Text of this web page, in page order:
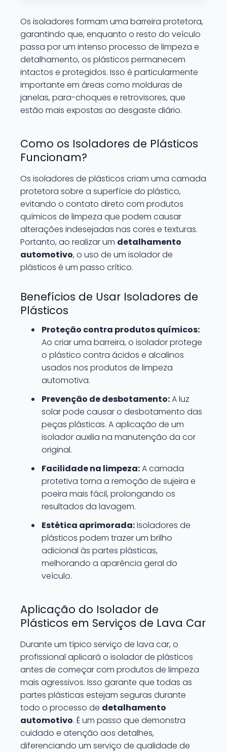
Os isoladores formam uma barreira protetora,
garantindo que, enquanto o resto do veículo
passa por um intenso processo de limpeza e
detalhamento, os plásticos permanecem
intactos e protegidos. Isso é particularmente
importante em áreas como molduras de
janelas, para-choques e retrovisores, que
estão mais expostas ao desgaste diário.
Como os Isoladores de Plásticos
Funcionam?
Os isoladores de plásticos criam uma camada
protetora sobre a superfície do plástico,
evitando o contato direto com produtos
químicos de limpeza que podem causar
alterações indesejadas nas cores e texturas.
Portanto, ao realizar um detalhamento
automotivo, o uso de um isolador de
plásticos é um passo crítico.
Benefícios de Usar Isoladores de
Plásticos
Proteção contra produtos químicos:
Ao criar uma barreira, o isolador protege
o plástico contra ácidos e alcalinos
usados nos produtos de limpeza
automotiva.
Prevenção de desbotamento:A luz
solar pode causar o desbotamento das
peças plásticas. A aplicação de um
isolador auxilia na manutenção da cor
original.
Facilidade na limpeza:A camada
protetiva torna a remoção de sujeira e
poeira mais fácil, prolongando os
resultados da lavagem.
Estética aprimorada:Isoladores de
plásticos podem trazer um brilho
adicional às partes plásticas,
melhorando a aparência geral do
veículo.
Aplicação do Isolador de
Plásticos em Serviços de Lava Car
Durante um típico serviço de lava car, o
profissional aplicará o isolador de plásticos
antes de começar com produtos de limpeza
mais agressivos. Isso garante que todas as
partes plásticas estejam seguras durante
todo o processo de detalhamento
automotivo. É um passo que demonstra
cuidado e atenção aos detalhes,
diferenciando um serviço de qualidade de